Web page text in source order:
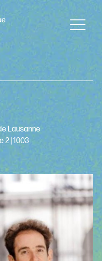
Lausanne
2 | 1003